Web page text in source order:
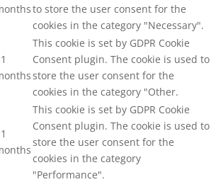
to store the user consent for the
cookies in the category "Necessary".
This cookie is set by GDPR Cookie
Consent plugin. The cookie is used to
store the user consent for the
cookies in the category "Other.
This cookie is set by GDPR Cookie
Consent plugin. The cookie is used to
store the user consent for the
cookies in the category
"Performance".